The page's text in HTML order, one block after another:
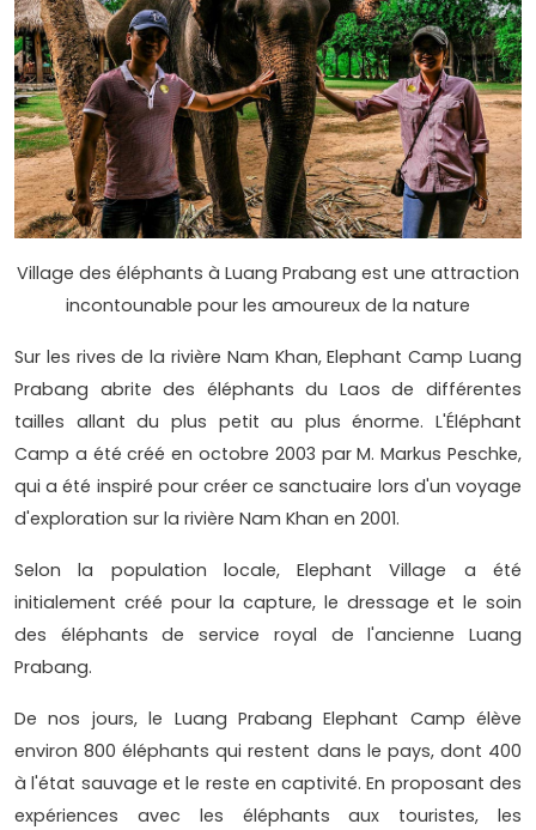
Village des éléphants à Luang Prabang est une attraction
incontounable pour les amoureux de la nature
Sur les rives de la rivière Nam Khan, Elephant Camp Luang
Prabang abrite des éléphants du Laos de différentes
tailles allant du plus petit au plus énorme. L'Éléphant
Camp a été créé en octobre 2003 par M. Markus Peschke,
qui a été inspiré pour créer ce sanctuaire lors d'un voyage
d'exploration sur la rivière Nam Khan en 2001.
Selon la population locale, Elephant Village a été
initialement créé pour la capture, le dressage et le soin
des éléphants de service royal de l'ancienne Luang
Prabang.
De nos jours, le Luang Prabang Elephant Camp élève
environ 800 éléphants qui restent dans le pays, dont 400
à l'état sauvage et le reste en captivité. En proposant des
expériences avec les éléphants aux touristes, les